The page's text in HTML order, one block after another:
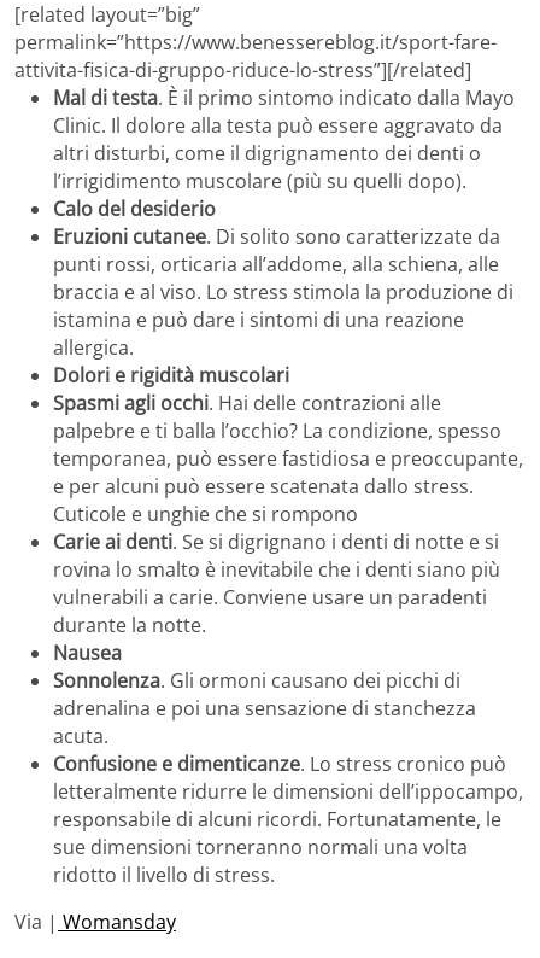
[related layout=”big”
permalink=”https://www.benessereblog.it/sport-fare-
attivita-fisica-di-gruppo-riduce-lo-stress”][/related]
Mal di testa. È il primo sintomo indicato dalla Mayo
Clinic. Il dolore alla testa può essere aggravato da
altri disturbi, come il digrignamento dei denti o
l’irrigidimento muscolare (più su quelli dopo).
Calo del desiderio
Eruzioni cutanee. Di solito sono caratterizzate da
punti rossi, orticaria all’addome, alla schiena, alle
braccia e al viso. Lo stress stimola la produzione di
istamina e può dare i sintomi di una reazione
allergica.
Dolori e rigidità muscolari
Spasmi agli occhi. Hai delle contrazioni alle
palpebre e ti balla l’occhio? La condizione, spesso
temporanea, può essere fastidiosa e preoccupante,
e per alcuni può essere scatenata dallo stress.
Cuticole e unghie che si rompono
Carie ai denti. Se si digrignano i denti di notte e si
rovina lo smalto è inevitabile che i denti siano più
vulnerabili a carie. Conviene usare un paradenti
durante la notte.
Nausea
Sonnolenza. Gli ormoni causano dei picchi di
adrenalina e poi una sensazione di stanchezza
acuta.
Confusione e dimenticanze. Lo stress cronico può
letteralmente ridurre le dimensioni dell’ippocampo,
responsabile di alcuni ricordi. Fortunatamente, le
sue dimensioni torneranno normali una volta
ridotto il livello di stress.
Via | Womansday